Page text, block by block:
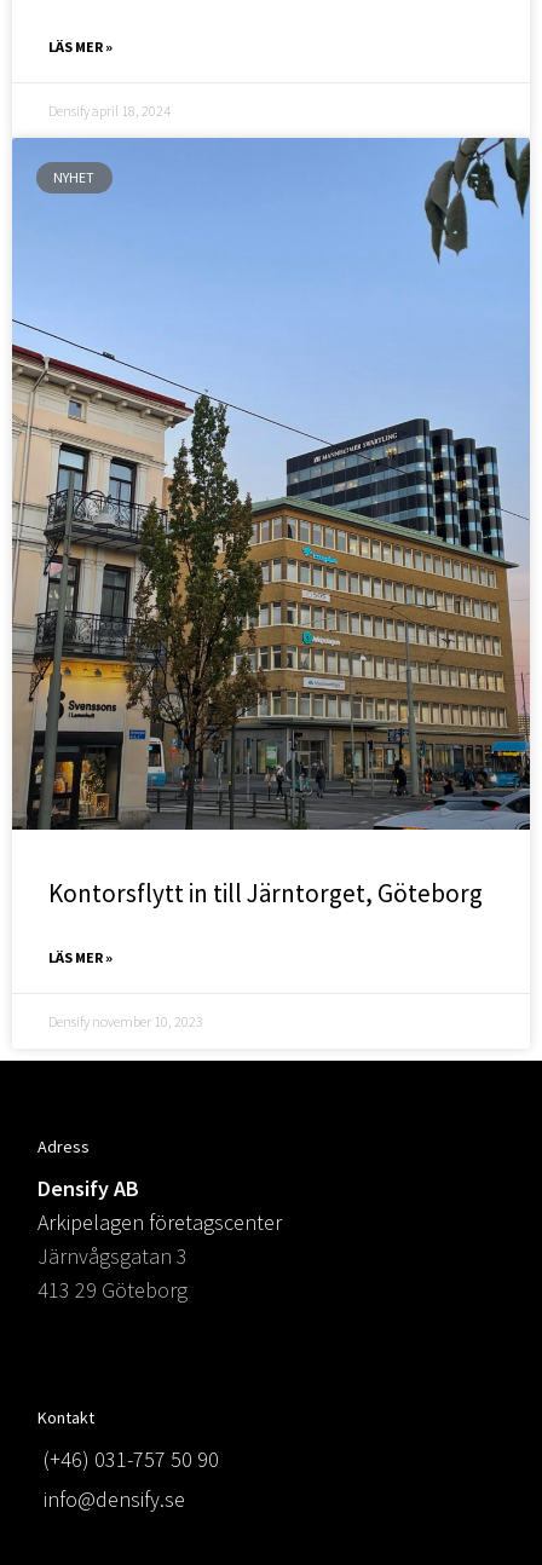
LÄS MER »
Densifyapril 18, 2024
NYHET
Kontorsflytt in till Järntorget, Göteborg
LÄS MER »
Densify november 10, 2023
Adress
Densify AB
Arkipelagen företagscenter
Järnvågsgatan 3
413 29 Göteborg
Kontakt
(+46) 031-757 50 90
info@densify.se